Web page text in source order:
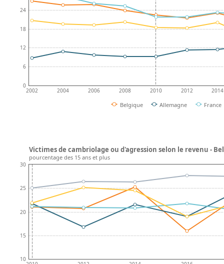
2002 2004 2006 2008 2010 2012 2014
0
6
12
18
24
Belgique Allemagne France
10
15
20
25
30
Victimes de cambriolage ou d'agression selon le revenu -
pourcentage des 15 ans et plus